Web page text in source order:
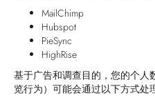
MailChimp
Hubspot
PieSync
HighRise
基于广告和调查目的，您的个人
览行为）可能会通过以下方式处